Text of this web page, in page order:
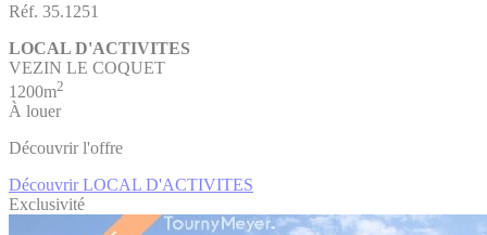
Réf. 35.1251
LOCAL D'ACTIVITES
VEZIN LE COQUET
1200m2
À louer
Découvrir l'offre
Découvrir LOCAL D'ACTIVITES
Exclusivité